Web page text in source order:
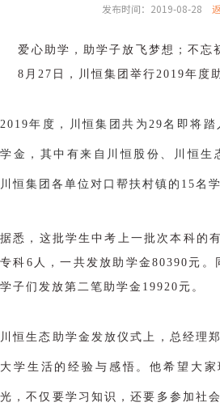
发布时间：2019-08-28
爱心助学，助学子放飞梦想；不忘
8月27 日，川恒集团举行2019年度
2019年度，川恒集团共为29名即将
学金，其中有来自川恒股份、川恒生
川恒集团各单位对口帮扶村镇的 15名
据悉，这批学生中考上一批次本科的
专科6 人，一共发放助学金 80390元。
学子们发放第二笔助学金19920元。
川恒生态助学金发放仪式上，总经理
大学生活的经验与感悟。他希望大
光，不仅要学习知识，还要多参加社